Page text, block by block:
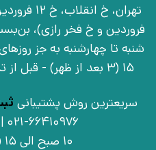
15 (3 بعد از ظهر) - قبل از تشریف آوردن تماس بگیرید
سریعترین روش پشتیبانی
021-66410976 | 09030925756
10 صبح الی 15 (3 بعد از ظهر)